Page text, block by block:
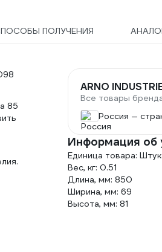
ПОЛУЧЕНИЯ
85
ARNO
Все товары
Россия —
Информация об
Единица товара:
Вес, кг: 0.51
Длина, мм: 850
Ширина, мм: 69
Высота, мм: 81